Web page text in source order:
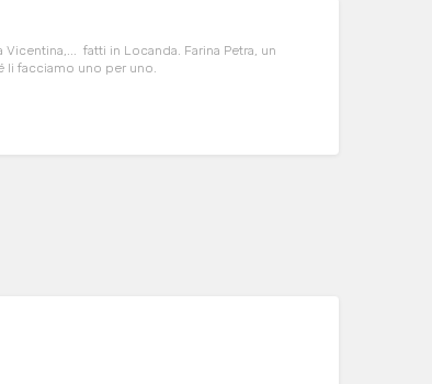
fatti in Locanda. Farina Petra, un
li facciamo uno per uno.